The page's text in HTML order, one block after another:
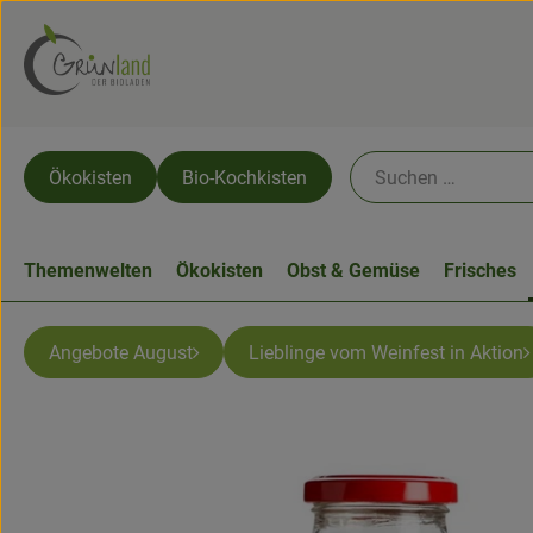
Ökokisten Bio-Kochkisten
Themenwelten Ökokisten Obst & Gemüse Frisches
Angebote August Lieblinge vom Weinfest in Aktion